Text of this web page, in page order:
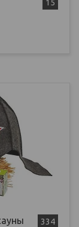
15
334